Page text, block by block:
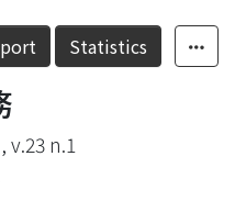
Statistics
n.1